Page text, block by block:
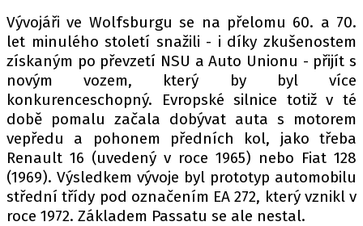
Vývojáři ve Wolfsburgu se na přelomu 60. a 70.
let minulého století snažili - i díky zkušenostem
získaným po převzetí NSU a Auto Unionu - přijít s
novým vozem, který by byl více
konkurenceschopný. Evropské silnice totiž v té
době pomalu začala dobývat auta s motorem
vepředu a pohonem předních kol, jako třeba
Renault 16 (uvedený v roce 1965) nebo Fiat 128
(1969). Výsledkem vývoje byl prototyp automobilu
střední třídy pod označením EA 272, který vznikl v
roce 1972. Základem Passatu se ale nestal.